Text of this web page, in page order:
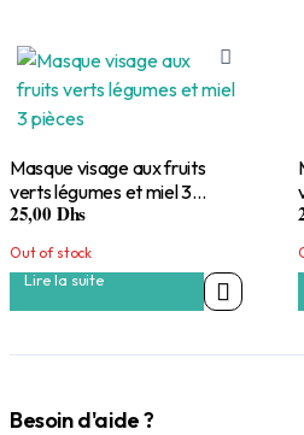
Masque visage aux fruits
verts légumes et miel 3
pièces
25,00Dhs
Out of stock
Lire la suite
Besoin d'aide ?